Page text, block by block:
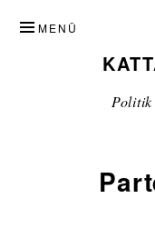
INHALT
SPRINGEN
Politik
MENÜ